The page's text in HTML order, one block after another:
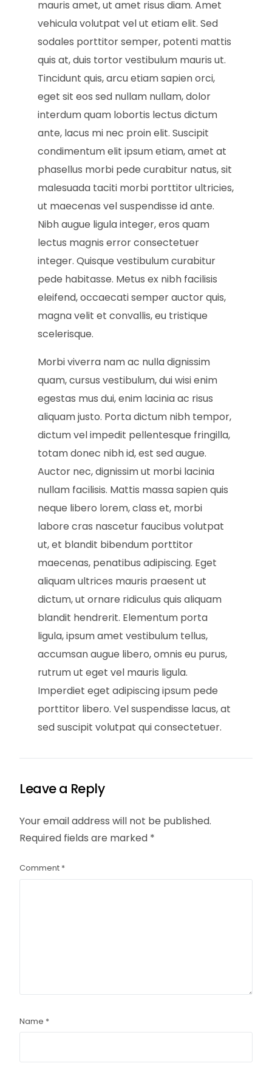
mauris amet, ut amet risus diam. Amet
vehicula volutpat vel ut etiam elit. Sed
sodales porttitor semper, potenti mattis
quis at, duis tortor vestibulum mauris ut.
Tincidunt quis, arcu etiam sapien orci,
eget sit eos sed nullam nullam, dolor
interdum quam lobortis lectus dictum
ante, lacus mi nec proin elit. Suscipit
condimentum elit ipsum etiam, amet at
phasellus morbi pede curabitur natus, sit
malesuada taciti morbi porttitor ultricies,
ut maecenas vel suspendisse id ante.
Nibh augue ligula integer, eros quam
lectus magnis error consectetuer
integer. Quisque vestibulum curabitur
pede habitasse. Metus ex nibh facilisis
eleifend, occaecati semper auctor quis,
magna velit et convallis, eu tristique
scelerisque.
Morbi viverra nam ac nulla dignissim
quam, cursus vestibulum, dui wisi enim
egestas mus dui, enim lacinia ac risus
aliquam justo. Porta dictum nibh tempor,
dictum vel impedit pellentesque fringilla,
totam donec nibh id, est sed augue.
Auctor nec, dignissim ut morbi lacinia
nullam facilisis. Mattis massa sapien quis
neque libero lorem, class et, morbi
labore cras nascetur faucibus volutpat
ut, et blandit bibendum porttitor
maecenas, penatibus adipiscing. Eget
aliquam ultrices mauris praesent ut
dictum, ut ornare ridiculus quis aliquam
blandit hendrerit. Elementum porta
ligula, ipsum amet vestibulum tellus,
accumsan augue libero, omnis eu purus,
rutrum ut eget vel mauris ligula.
Imperdiet eget adipiscing ipsum pede
porttitor libero. Vel suspendisse lacus, at
sed suscipit volutpat qui consectetuer.
Leave a Reply
Your email address will not be published.
Required fields are marked *
Comment *
Name *